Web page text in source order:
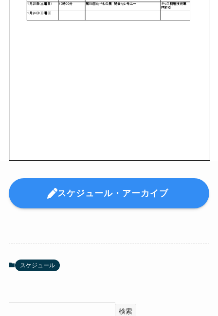
スケジュール・アーカイブ
スケジュール
検索